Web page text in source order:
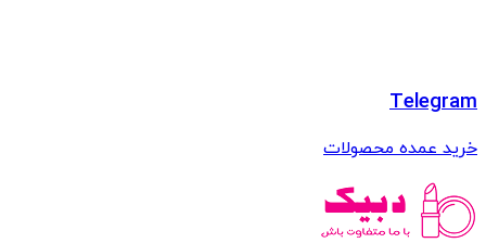
Telegram
خرید عمده محصولات